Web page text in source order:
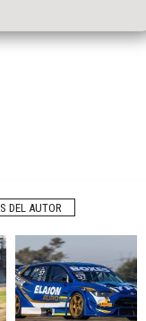
DEL AUTOR